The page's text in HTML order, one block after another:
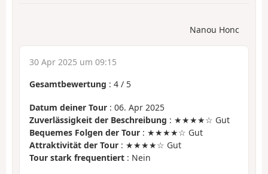
Nanou Honc
30 Apr 2025 um 09:15
Gesamtbewertung : 4 / 5
Datum deiner Tour : 06. Apr 2025
Zuverlässigkeit der Beschreibung : ★★★★☆ Gut
Bequemes Folgen der Tour : ★★★★☆ Gut
Attraktivität der Tour : ★★★★☆ Gut
Tour stark frequentiert : Nein